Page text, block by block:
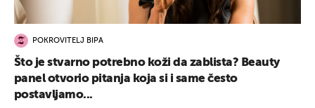
POKROVITELJ BIPA
Što je stvarno potrebno koži da zablista? Beauty
panel otvorio pitanja koja si i same često
postavljamo...